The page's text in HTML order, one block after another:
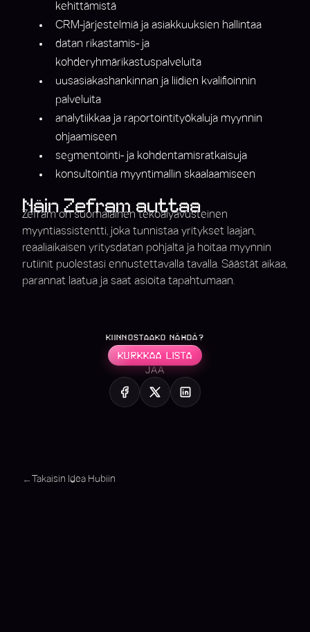
kehittämistä
CRM-järjestelmiä ja asiakkuuksien hallintaa
datan rikastamis- ja
kohderyhmärikastuspalveluita
uusasiakashankinnan ja liidien kvalifioinnin
palveluita
analytiikkaa ja raportointityökaluja myynnin
ohjaamiseen
segmentointi- ja kohdentamisratkaisuja
konsultointia myyntimallin skaalaamiseen
Näin Zefram auttaa
Zefram on suomalainen tekoälyavusteinen
myyntiassistentti, joka tunnistaa yritykset laajan,
reaaliaikaisen yritysdatan pohjalta ja hoitaa myynnin
rutiinit puolestasi ennustettavalla tavalla. Säästät aikaa,
parannat laatua ja saat asioita tapahtumaan.
KIINNOSTAAKO NÄHDÄ?
KURKKAA LISTA
JAA
← Takaisin Idea Hubiin